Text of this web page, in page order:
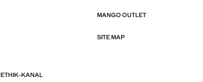
MANGO OUTLET
SITE MAP
ETHIK-KANAL